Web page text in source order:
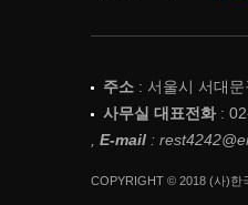
주소 : 서울시 서대
사무실 대표전화:
E-mail :
COPYRIGHT © 2018 (사)한